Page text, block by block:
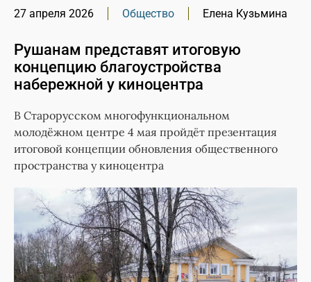
27 апреля 2026 Общество Елена Кузьмина
Рушанам представят итоговую
концепцию благоустройства
набережной у киноцентра
В Старорусском многофункциональном
молодёжном центре 4 мая пройдёт презентация
итоговой концепции обновления общественного
пространства у киноцентра